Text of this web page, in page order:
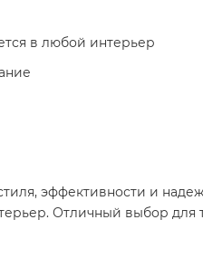
в любой интерьер
эффективности и
Отличный выбор для